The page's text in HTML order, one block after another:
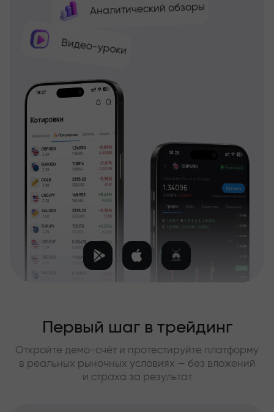
Аналитический обзоры
Видео-уроки
Первый шаг в трейдинг
Откройте демо-счёт и протестируйте платформу
в реальных рыночных условиях — без вложений
и страха за результат